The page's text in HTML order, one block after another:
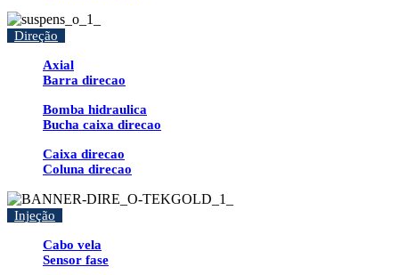
Direção
Axial
Barra direcao
Bomba hidraulica
Bucha caixa direcao
Caixa direcao
Coluna direcao
Injeção
Cabo vela
Sensor fase